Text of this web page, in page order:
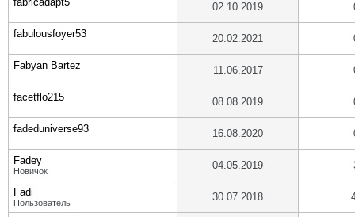
02.10.2019
fabulousfoyer53 20.02.2021
Fabyan Bartez 11.06.2017
facetflo215 08.08.2019
fadeduniverse93 16.08.2020
Fadey
Новичок 04.05.2019
Fadi
Пользователь 30.07.2018